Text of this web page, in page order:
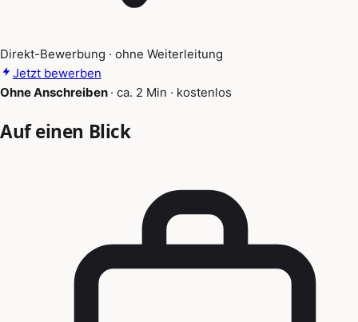
Direkt-Bewerbung · ohne Weiterleitung
Jetzt bewerben
Ohne Anschreiben · ca. 2 Min · kostenlos
Auf einen Blick